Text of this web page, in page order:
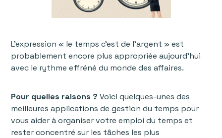
L'expression « le temps c'est de l'argent » est
probablement encore plus appropriée aujourd'hui
avec le rythme effréné du monde des affaires.
Pour quelles raisons ? Voici quelques-unes des
meilleures applications de gestion du temps pour
vous aider à organiser votre emploi du temps et
rester concentré sur les tâches les plus